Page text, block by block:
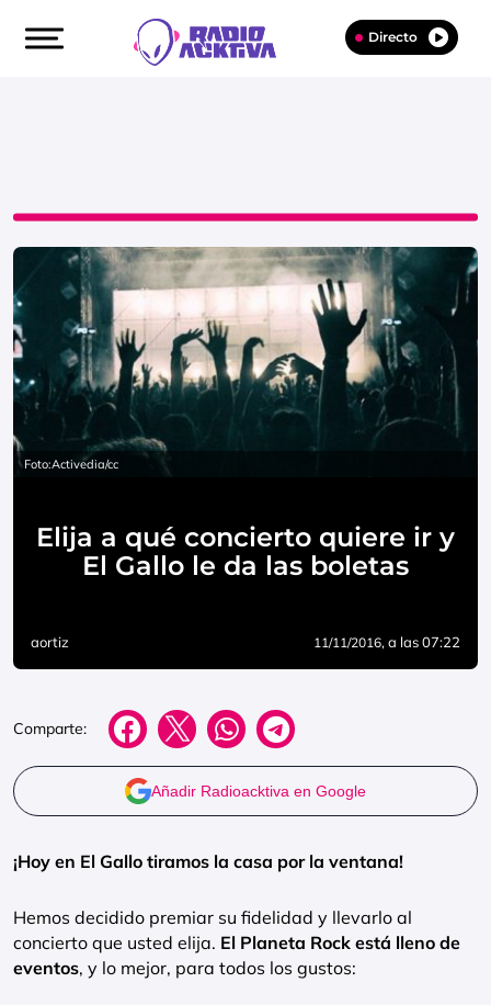
Directo
Foto:Activedia/cc
Elija a qué concierto quiere ir y
El Gallo le da las boletas
aortiz 11/11/2016, a las 07:22
Comparte:
Añadir Radioacktiva en Google
¡Hoy en El Gallo tiramos la casa por la ventana!
Hemos decidido premiar su fidelidad y llevarlo al
concierto que usted elija. El Planeta Rock está lleno de
eventos, y lo mejor, para todos los gustos: